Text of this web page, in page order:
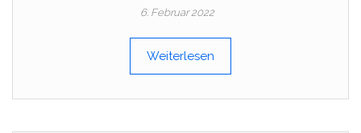
6. Februar 2022
Weiterlesen